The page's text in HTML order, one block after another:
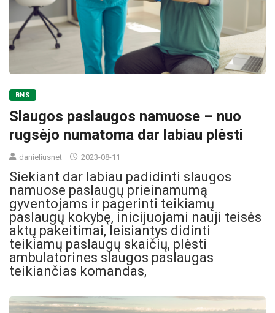
BNS
Slaugos paslaugos namuose – nuo
rugsėjo numatoma dar labiau plėsti
danieliusnet 2023-08-11
Siekiant dar labiau padidinti slaugos
namuose paslaugų prieinamumą
gyventojams ir pagerinti teikiamų
paslaugų kokybę, inicijuojami nauji teisės
aktų pakeitimai, leisiantys didinti
teikiamų paslaugų skaičių, plėsti
ambulatorines slaugos paslaugas
teikiančias komandas,